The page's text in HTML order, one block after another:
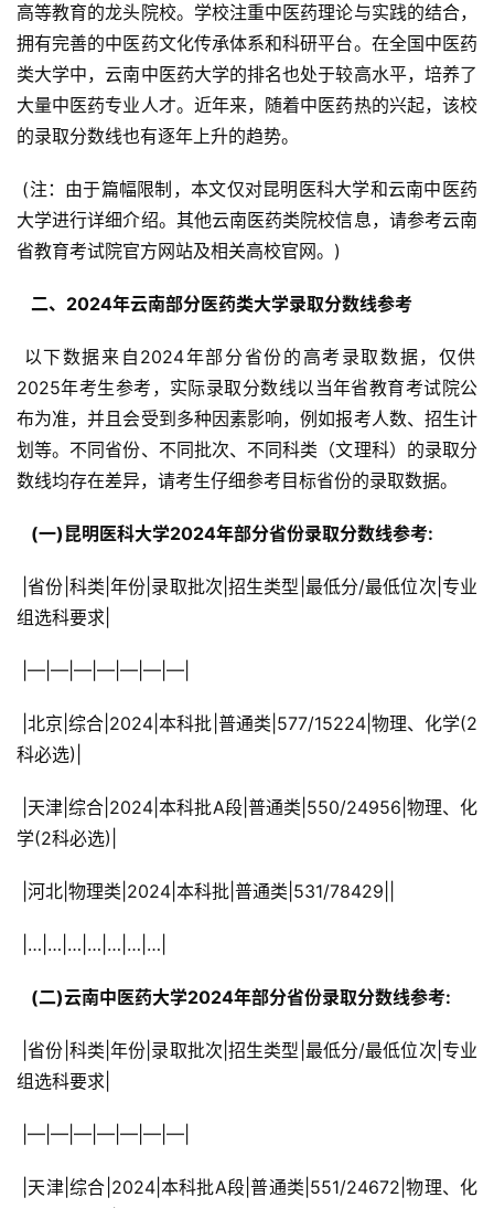
高等教育的龙头院校。学校注重中医药理论与实践的结合，
拥有完善的中医药文化传承体系和科研平台。在全国中医药
类大学中，云南中医药大学的排名也处于较高水平，培养了
大量中医药专业人才。近年来，随着中医药热的兴起，该校
的录取分数线也有逐年上升的趋势。
大学进行详细介绍。其他云南医药类院校信息，请参考云南
省教育考试院官方网站及相关高校官网。)
  二、2024年云南部分医药类大学录取分数线参考
2025年考生参考，实际录取分数线以当年省教育考试院公
布为准，并且会受到多种因素影响，例如报考人数、招生计
划等。不同省份、不同批次、不同科类（文理科）的录取分
数线均存在差异，请考生仔细参考目标省份的录取数据。
  (一)昆明医科大学2024年部分省份录取分数线参考:
组选科要求|
|—|—|—|—|—|—|—|
科必选)|
学(2科必选)|
|河北|物理类|2024|本科批|普通类|531/78429||
|…|…|…|…|…|…|…|
  (二)云南中医药大学2024年部分省份录取分数线参考:
组选科要求|
|—|—|—|—|—|—|—|